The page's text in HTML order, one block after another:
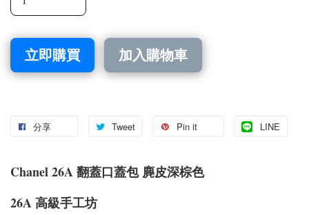
立即購買 加入購物車
分享 Tweet Pin it LINE
Chanel 26A 翻蓋口蓋包 麂皮深棕色
26A 高級手工坊